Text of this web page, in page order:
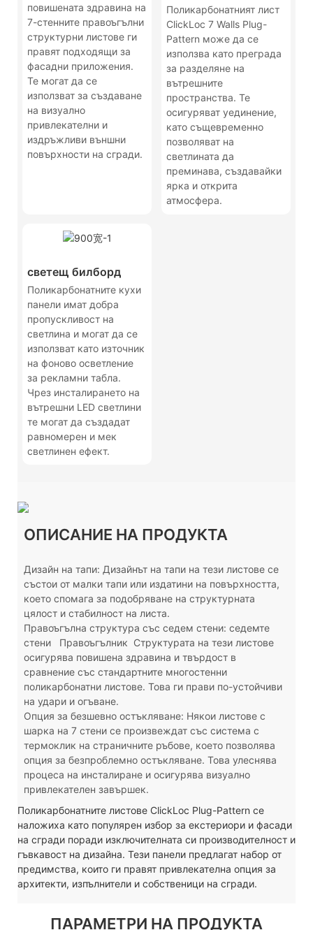
повишената здравина на
7-стенните правоъгълни
структурни листове ги
правят подходящи за
фасадни приложения.
Те могат да се
използват за създаване
на визуално
привлекателни и
издръжливи външни
повърхности на сгради.
Поликарбонатният лист
ClickLoc 7 Walls Plug-
Pattern може да се
използва като преграда
за разделяне на
вътрешните
пространства. Те
осигуряват уединение,
като същевременно
позволяват на
светлината да
преминава, създавайки
ярка и открита
атмосфера.
светещ билборд
Поликарбонатните кухи
панели имат добра
пропускливост на
светлина и могат да се
използват като източник
на фоново осветление
за рекламни табла.
Чрез инсталирането на
вътрешни LED светлини
те могат да създадат
равномерен и мек
светлинен ефект.
ОПИСАНИЕ НА ПРОДУКТА
Дизайн на тапи: Дизайнът на тапи на тези листове се
състои от малки тапи или издатини на повърхността,
което спомага за подобряване на структурната
цялост и стабилност на листа.
Правоъгълна структура със седем стени: седемте
стени
Правоъгълник Структурата на тези листове
осигурява повишена здравина и твърдост в
сравнение със стандартните многостенни
поликарбонатни листове. Това ги прави по-устойчиви
на удари и огъване.
Опция за безшевно остъкляване: Някои листове с
шарка на 7 стени се произвеждат със система с
термоклик на страничните ръбове, което позволява
опция за безпроблемно остъкляване. Това улеснява
процеса на инсталиране и осигурява визуално
привлекателен завършек.
Поликарбонатните листове ClickLoc Plug-Pattern се
наложиха като популярен избор за екстериори и фасади
на сгради поради изключителната си производителност и
гъвкавост на дизайна. Тези панели предлагат набор от
предимства, които ги правят привлекателна опция за
архитекти, изпълнители и собственици на сгради.
ПАРАМЕТРИ НА ПРОДУКТА